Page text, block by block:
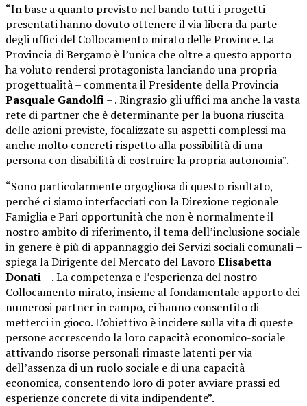
“In base a quanto previsto nel bando tutti i progetti
presentati hanno dovuto ottenere il via libera da parte
degli uffici del Collocamento mirato delle Province. La
Provincia di Bergamo è l’unica che oltre a questo apporto
ha voluto rendersi protagonista lanciando una propria
progettualità – commenta il Presidente della Provincia
Pasquale Gandolfi– . Ringrazio gli uffici ma anche la vasta
rete di partner che è determinante per la buona riuscita
delle azioni previste, focalizzate su aspetti complessi ma
anche molto concreti rispetto alla possibilità di una
persona con disabilità di costruire la propria autonomia”.
“Sono particolarmente orgogliosa di questo risultato,
perché ci siamo interfacciati con la Direzione regionale
Famiglia e Pari opportunità che non è normalmente il
nostro ambito di riferimento, il tema dell’inclusione sociale
in genere è più di appannaggio dei Servizi sociali comunali –
spiega la Dirigente del Mercato del LavoroElisabetta
Donati– . La competenza e l’esperienza del nostro
Collocamento mirato, insieme al fondamentale apporto dei
numerosi partner in campo, ci hanno consentito di
metterci in gioco. L’obiettivo è incidere sulla vita di queste
persone accrescendo la loro capacità economico-sociale
attivando risorse personali rimaste latenti per via
dell’assenza di un ruolo sociale e di una capacità
economica, consentendo loro di poter avviare prassi ed
esperienze concrete di vita indipendente”.